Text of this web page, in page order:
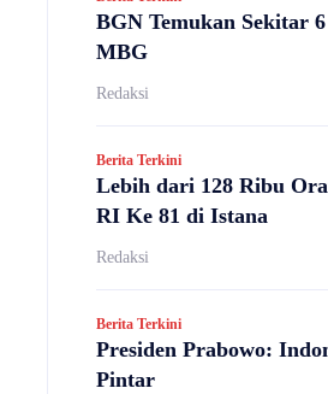
BGN Temukan Sekitar
MBG
Redaksi
Berita Terkini
Lebih dari 128 Ribu
RI Ke 81 di Istana
Redaksi
Berita Terkini
Presiden Prabowo:
Pintar